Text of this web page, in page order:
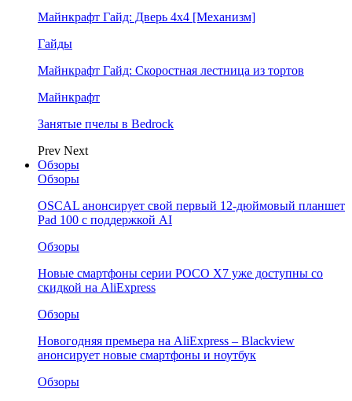
Майнкрафт Гайд: Дверь 4х4 [Механизм]
Гайды
Майнкрафт Гайд: Скоростная лестница из тортов
Майнкрафт
Занятые пчелы в Bedrock
Prev Next
Обзоры
Обзоры
OSCAL анонсирует свой первый 12-дюймовый планшет
Pad 100 с поддержкой AI
Обзоры
Новые смартфоны серии POCO X7 уже доступны со
скидкой на AliExpress
Обзоры
Новогодняя премьера на AliExpress – Blackview
анонсирует новые смартфоны и ноутбук
Обзоры